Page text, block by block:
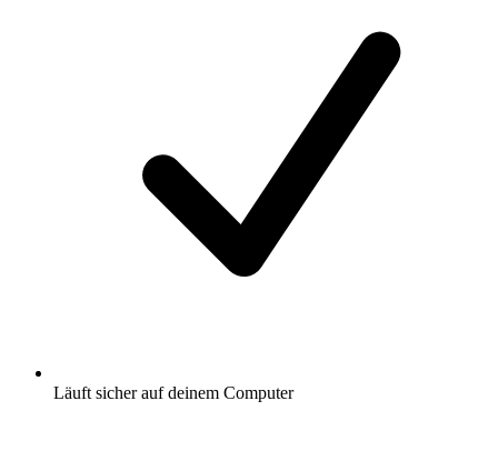
Läuft sicher auf deinem Computer